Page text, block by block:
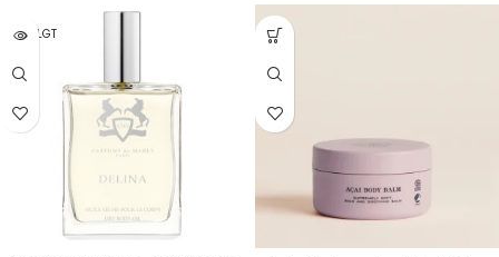
UTSOLGT